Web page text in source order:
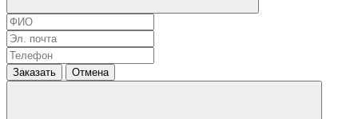
Заказать Отмена